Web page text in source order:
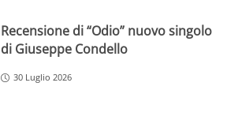
Recensione di “Odio” nuovo singolo
di Giuseppe Condello
30 Luglio 2026